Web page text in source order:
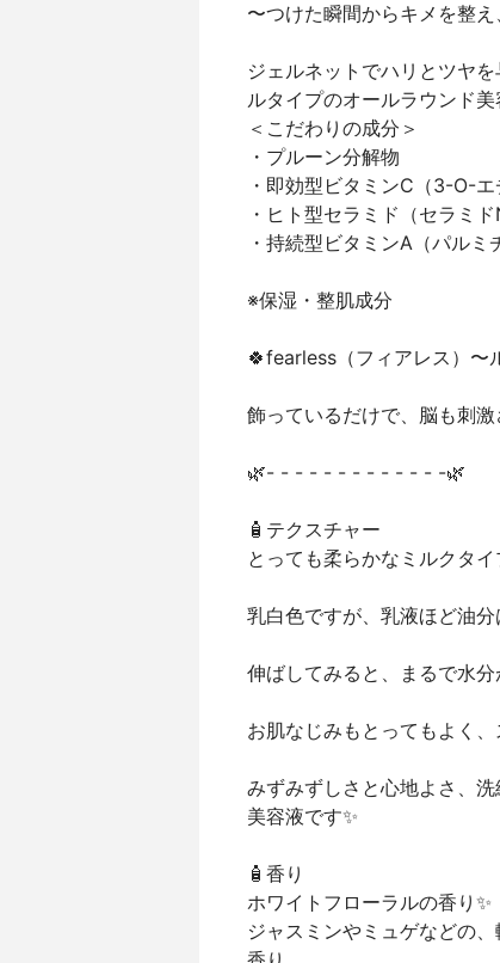
〜つけた瞬間からキメを整
ジェルネットでハリとツヤ
ルタイプのオールラウンド美
＜こだわりの成分＞
・プルーン分解物
・即効型ビタミンC（3-O-エ
・ヒト型セラミド（セラミド
・持続型ビタミンA（パルミ
※保湿・整肌成分
🍀fearless（フィアレス）〜
飾っているだけで、脳も刺
🌿- - - - - - - - - - - - -🌿
🧴テクスチャー
とっても柔らかなミルクタ
乳白色ですが、乳液ほど油
伸ばしてみると、まるで水
お肌なじみもとってもよく
みずみずしさと心地よさ、
美容液です✨
🧴香り
ホワイトフローラルの香り✨
ジャスミンやミュゲなどの